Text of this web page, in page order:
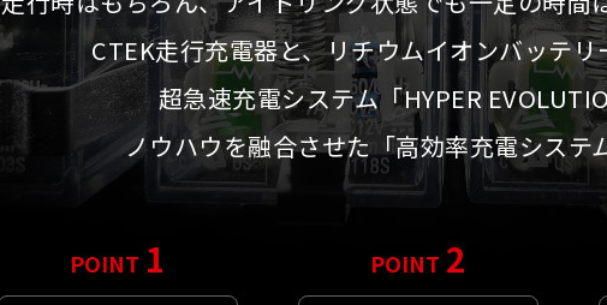
CTEK走行充電器と、リチウムイオンバッテリ
超急速充電システム「HYPER
ノウハウを融合させた「高効率充電システ
POINT 1 POINT 2